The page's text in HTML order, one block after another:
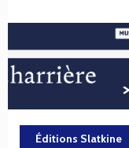
Éditions Slatkine